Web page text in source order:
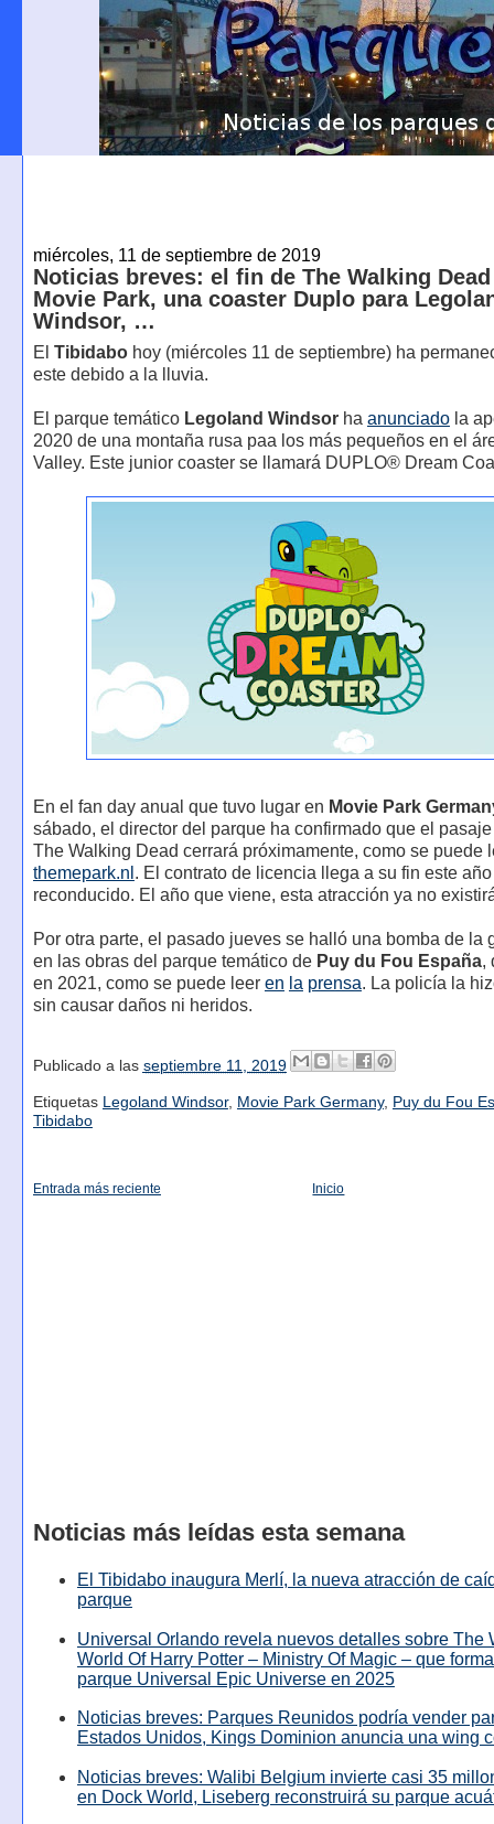
miércoles, 11 de septiembre de 2019
Noticias breves: el fin de The Walking
Movie Park, una coaster Duplo para
Windsor, …
El Tibidabohoy (miércoles 11 de septiembre) ha
este debido a la lluvia.
El parque temático Legoland Windsorha anunciadola
2020 de una montaña rusa paa los más pequeños en el
Valley. Este junior coaster se llamará DUPLO® Dream
En el fan day anual que tuvo lugar en Movie Park
sábado, el director del parque ha confirmado que el
The Walking Dead cerrará próximamente, como se puede
themepark.nl . El contrato de licencia llega a su fin este
reconducido. El año que viene, esta atracción ya no
Por otra parte, el pasado jueves se halló una bomba de la
en las obras del parque temático de Puy du Fou España,
en 2021, como se puede leer en la prensa. La policía la
sin causar daños ni heridos.
Publicado a las septiembre 11, 2019
Etiquetas Legoland Windsor, Movie Park Germany, Puy du Fou
Tibidabo
Entrada más reciente Inicio
Noticias más leídas esta semana
El Tibidabo inaugura Merlí, la nueva atracción de
parque
Universal Orlando revela nuevos detalles sobre The
World Of Harry Potter – Ministry Of Magic – que
parque Universal Epic Universe en 2025
Noticias breves: Parques Reunidos podría vender
Estados Unidos, Kings Dominion anuncia una wing
Noticias breves: Walibi Belgium invierte casi 35
en Dock World, Liseberg reconstruirá su parque